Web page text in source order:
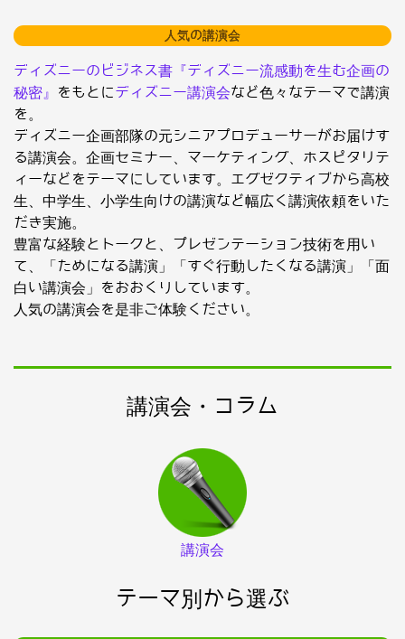
人気の講演会
ディズニーのビジネス書『ディズニー流感動を生む企画の
秘密』
をもとにディズニー講演会など色々なテーマで講演
を。
ディズニー企画部隊の元シニアプロデューサーがお届けす
る講演会。企画セミナー、マーケティング、ホスピタリテ
ィーなどをテーマにしています。エグゼクティブから高校
生、中学生、小学生向けの講演など幅広く講演依頼をいた
だき実施。
豊富な経験とトークと、プレゼンテーション技術を用い
て、「ためになる講演」「すぐ行動したくなる講演」「面
白い講演会」をおおくりしています。
人気の講演会を是非ご体験ください。
講演会・コラム
講演会
テーマ別から選ぶ